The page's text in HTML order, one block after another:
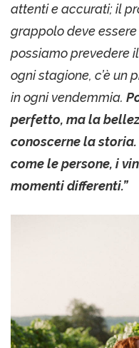
attenti e accurati; il
grappolo deve
possiamo prevedere
ogni stagione, c’è un
in ogni vendemmia.
perfetto, ma la
conoscerne la
come le persone, i
momenti differenti.”